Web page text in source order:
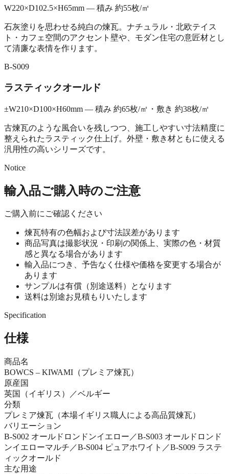
W220×D102.5×H65mm — 積み 約55枚/㎡
石灰塗りを思わせる純白の煉瓦。ナチュラル・北欧テイス
ト・カフェ空間のアクセント壁や、モダン住宅の意匠材とし
て清廉な表情を作ります。
B-S009
ラスティックオールド
±W210×D100×H60mm — 積み 約65枚/㎡・敷き 約38枚/㎡
古煉瓦のような風合いを残しつつ、施工しやすい寸法精度に
整えられたラスティック仕上げ。外壁・敷き材ともに使える
汎用性の高いシリーズです。
Notice
輸入品ご購入時のご注意
ご購入前にご確認ください
煉瓦特有の色幅および寸法誤差があります
商品写真は撮影状況・印刷の関係上、実際の色・材質
感と異なる場合があります
輸入品につき、予告なく仕様や価格を変更する場合が
あります
サンプルは有償（別途送料）となります
送料は別途お見積もりいたします
Specification
仕様
商品名
BOWCS – KIWAMI（プレミア煉瓦）
原産国
英国（イギリス）／ベルギー
分類
プレミア煉瓦（本場イギリス職人による高品質煉瓦）
バリエーション
B-S002 オールドロンドンイエロー／B-S003 オールドロンド
ンイエローマルチ／B-S004 ピュアホワイト／B-S009 ラステ
ィックオールド
主な用途